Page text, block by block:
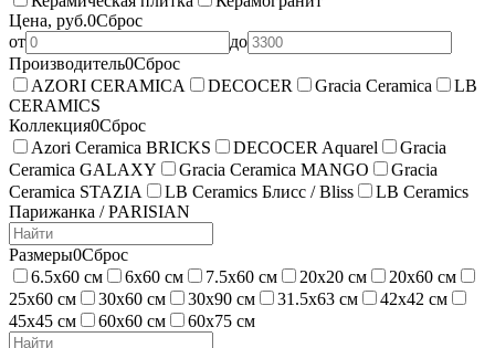
Цена, руб.0Сброс
от
до
Производитель0Сброс
AZORI CERAMICA
DECOCER Gracia Ceramica
LB
CERAMICS
Коллекция0Сброс
Azori Ceramica BRICKS
DECOCER Aquarel
Gracia
Ceramica GALAXY
Gracia Ceramica MANGO
Gracia
Ceramica STAZIA
LB Ceramics Блисс / Bliss
LB Ceramics
Парижанка / PARISIAN
Размеры0Сброс
6.5х60 см
6х60 см 7.5х60 см 20х20 см
20х60 см
25х60 см
30х60 см 30х90 см 31.5х63 см
42х42 см
45х45 см
60х60 см 60х75 см